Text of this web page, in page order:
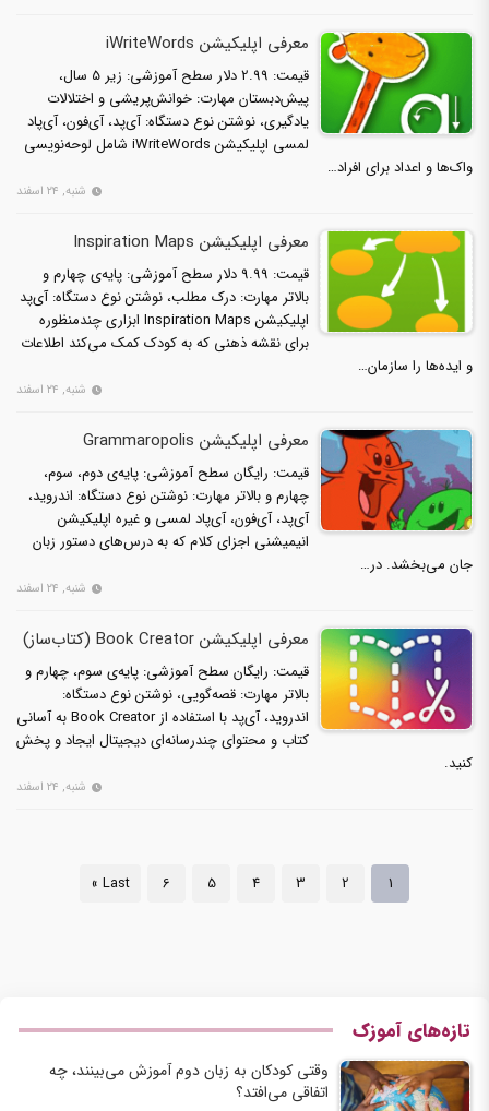
معرفی اپلیکیشن iWriteWords
قیمت: 2.99 دلار سطح آموزشی: زیر 5 سال،
پیش‌دبستان مهارت: خوانش‌پریشی و اختلالات
یادگیری، نوشتن نوع دستگاه: آی‌پد، آی‌فون، آی‌پاد
لمسی اپلیکیشن iWriteWords شامل لوحه‌نویسی
واک‌ها و اعداد برای افراد…
شنبه, ۲۴ اسفند
معرفی اپلیکیشن Inspiration Maps
قیمت: 9.99 دلار سطح آموزشی: پایه‌ی چهارم و
بالاتر مهارت: درک مطلب، نوشتن نوع دستگاه: آی‌پد
اپلیکیشن Inspiration Maps ابزاری چندمنظوره
برای نقشه‌ ذهنی که به کودک کمک می‌کند اطلاعات
و ایده‌ها را سازمان…
شنبه, ۲۴ اسفند
معرفی اپلیکیشن Grammaropolis
قیمت: رایگان سطح آموزشی: پایه‌ی دوم، سوم،
چهارم و بالاتر مهارت: نوشتن نوع دستگاه: اندروید،
آی‌پد، آی‌فون، آی‌پاد لمسی و غیره اپلیکیشن
انیمیشنی اجزای کلام که به درس‌های دستور زبان
جان می‌بخشد. در…
شنبه, ۲۴ اسفند
معرفی اپلیکیشن Book Creator (کتاب‌ساز)
قیمت: رایگان سطح آموزشی: پایه‌ی سوم، چهارم و
بالاتر مهارت: قصه‌گویی، نوشتن نوع دستگاه:
اندروید، آی‌پد با استفاده از Book Creator به آسانی
کتاب و محتوای چندرسانه‌ای دیجیتال ایجاد و پخش
کنید.
شنبه, ۲۴ اسفند
1
2
3
4
5
6
Last »
تازه‌های آموزک
وقتی کودکان به زبان دوم آموزش می‌بینند، چه
اتفاقی می‌افتد؟